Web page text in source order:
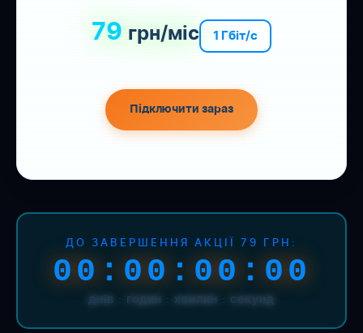
79 грн/міс 1 Гбіт/с
Підключити зараз
ДО ЗАВЕРШЕННЯ АКЦІЇ 79 ГРН:
00:00:00:00
днів : годин : хвилин : секунд